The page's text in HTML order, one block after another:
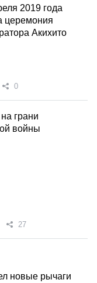
2019 года
церемония
Акихито
0
грани
войны
27
новые рычаги